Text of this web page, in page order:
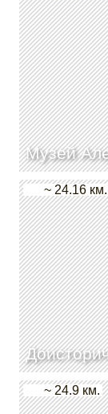
Музей
~ 24.16 км.
~ 24.9 км.